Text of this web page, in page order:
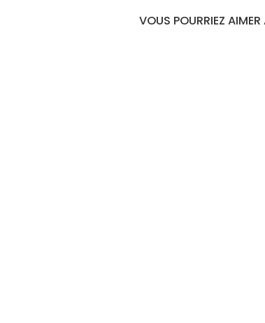
VOUS POURRIEZ AIMER